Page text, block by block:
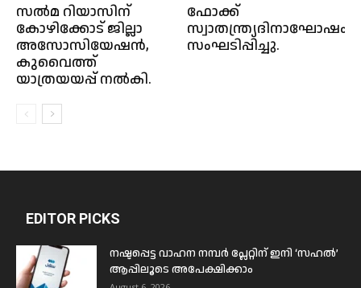
സൽമ റിയാസിന്
കോഴിക്കോട് ജില്ലാ
അസോസിയേഷൻ,
കുവൈത്ത്‌‌
യാത്രയയപ്പ് നൽകി.
ഫോക്ക്
സ്വാതന്ത്ര്യദിനാഘോഷം
സംഘടിപ്പിച്ചു.
EDITOR PICKS
നഷ്ടപ്പെട്ട വാഹന നമ്പർ പ്ലേറ്റിന് ഇനി ‘സഹൽ’
ആപ്പിലൂടെ അപേക്ഷിക്കാം